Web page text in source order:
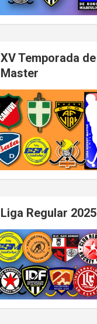
XV Temporada
Master
Liga Regular 2025